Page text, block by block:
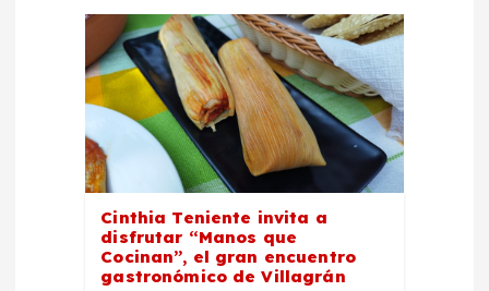
Cinthia Teniente invita a
disfrutar “Manos que
Cocinan”, el gran encuentro
gastronómico de Villagrán